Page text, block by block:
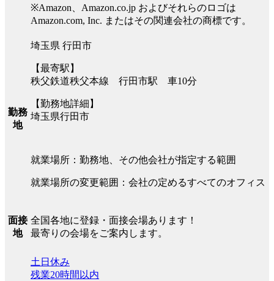
※Amazon、Amazon.co.jp およびそれらのロゴは
Amazon.com, Inc. またはその関連会社の商標です。
勤務
地
埼玉県 行田市
【最寄駅】
秩父鉄道秩父本線 行田市駅 車10分
【勤務地詳細】
埼玉県行田市
就業場所：勤務地、その他会社が指定する範囲
就業場所の変更範囲：会社の定めるすべてのオフィス
面接
地
全国各地に登録・面接会場あります！
最寄りの会場をご案内します。
土日休み
残業20時間以内